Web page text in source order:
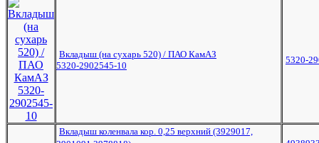
Вкладыш (на сухарь 520) / ПАО КамАЗ
5320-2902545-10
5320-
Вкладыш коленвала кор. 0,25 верхний (3929017,